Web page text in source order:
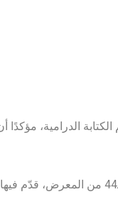
الدرامية، مؤكدًا
جاء ذلك خلال ورشة مهنية بعنوان “كتابة سيناريو المسلسل التلفزيوني” ضمن فعاليات